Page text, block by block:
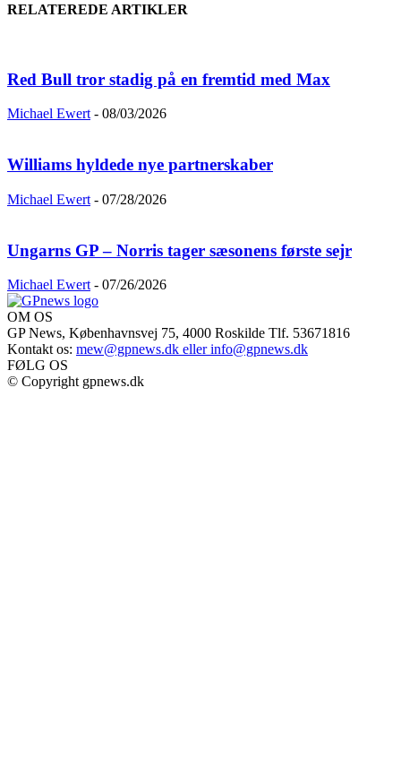
RELATEREDE ARTIKLER
Red Bull tror stadig på en fremtid med Max
Michael Ewert - 08/03/2026
Williams hyldede nye partnerskaber
Michael Ewert - 07/28/2026
Ungarns GP – Norris tager sæsonens første sejr
Michael Ewert - 07/26/2026
OM OS
GP News, Københavnsvej 75, 4000 Roskilde Tlf. 53671816
Kontakt os: mew@gpnews.dk eller info@gpnews.dk
FØLG OS
© Copyright gpnews.dk